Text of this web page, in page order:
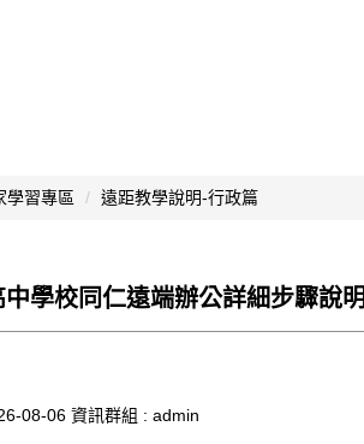
學習專區 遠距教學說明-行政篇
學校同仁遠端辦公詳細步驟說明
08-06 資訊群組 : admin